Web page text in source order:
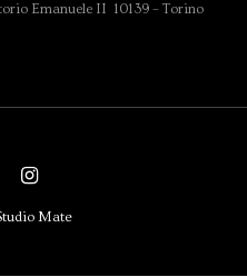
Emanuele II 10139 – Torino
Mate